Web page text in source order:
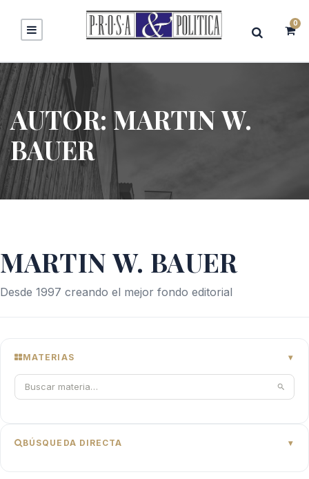
0
AUTOR:MARTIN W.
BAUER
MARTIN W. BAUER
Desde 1997 creando el mejor fondo editorial
MATERIAS
BÚSQUEDA DIRECTA